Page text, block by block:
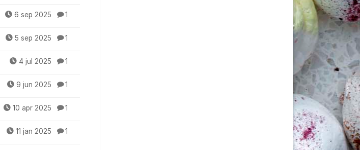
6 sep 2025 1
5 sep 2025 1
4 jul 2025 1
9 jun 2025 1
10 apr 2025 1
11 jan 2025 1